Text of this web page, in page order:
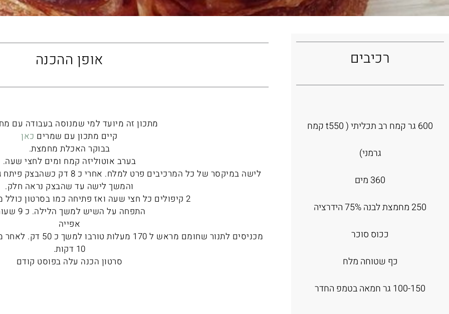
רכיבים
600 גר קמח רב תכליתי ( t550 קמח
גרמני)
360 מים
250 מחמצת לבנה 75% הידרציה
ככוס סוכר
כף שטוחה מלח
100-150 גר חמאה בטמפ החדר
אופן ההכנה
מתכון זה מיועד למי שמנוסה בעבודה עם
קיים מתכון עם שמרים כאן
בבוקר האכלת מחמצת.
בערב אוטוליזה קמח ומים לחצי שעה.
לישה במיקסר של כל המרכיבים פרט
והמשך לישה עד שהבצק נראה חלק.
2 קיפולים כל חצי שעה ואז פתיחה כמו בסרטון כולל מריחת החמאה.
התפחה על השיש למשך הלילה. כ 9 שעות.
אפייה
מכניסים לתנור שחומם
10 דקות.
סרטון הכנה עלה בפוסט קודם